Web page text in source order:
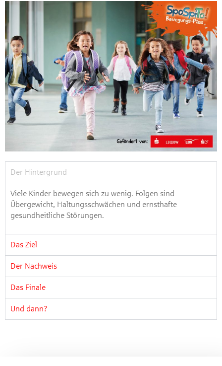
Der Hintergrund
Viele Kinder bewegen sich zu wenig. Folgen sind
Übergewicht, Haltungsschwächen und ernsthafte
gesundheitliche Störungen.
Das Ziel
Der Nachweis
Das Finale
Und dann?